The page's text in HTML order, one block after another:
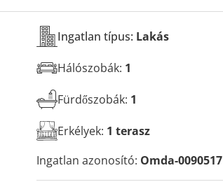
Ingatlan típus: Lakás
Hálószobák: 1
Fürdőszobák: 1
Erkélyek: 1 terasz
Ingatlan azonosító: Omda-0090517